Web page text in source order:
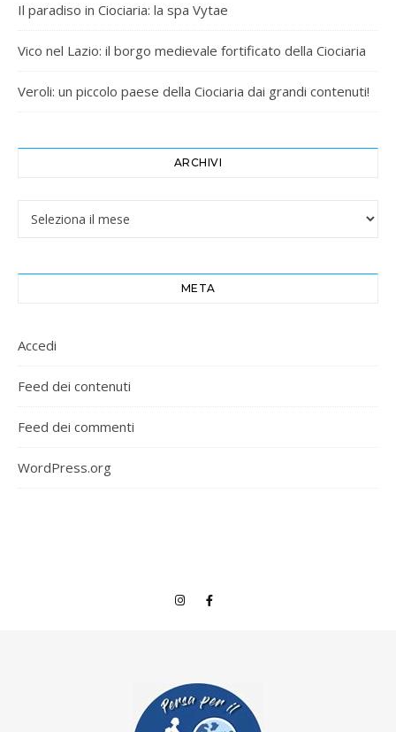
Il paradiso in Ciociaria: la spa Vytae
Vico nel Lazio: il borgo medievale fortificato della Ciociaria
Veroli: un piccolo paese della Ciociaria dai grandi contenuti!
ARCHIVI
Archivi
META
Accedi
Feed dei contenuti
Feed dei commenti
WordPress.org